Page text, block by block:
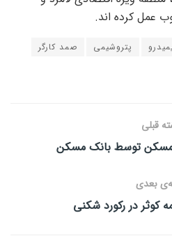
عمل کرده اند.
پتروشیمی
صمد کارگر
قبلی
مسکن توسط بانک مسکن
بعدی
کوثر در رکورد شکنی